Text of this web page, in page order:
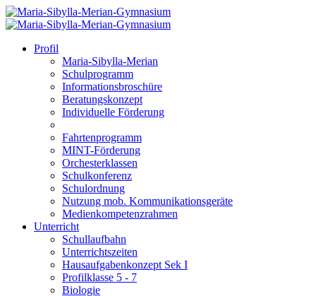
Profil
Maria-Sibylla-Merian
Schulprogramm
Informationsbroschüre
Beratungskonzept
Individuelle Förderung
Fahrtenprogramm
MINT-Förderung
Orchesterklassen
Schulkonferenz
Schulordnung
Nutzung mob. Kommunikationsgeräte
Medienkompetenzrahmen
Unterricht
Schullaufbahn
Unterrichtszeiten
Hausaufgabenkonzept Sek I
Profilklasse 5 - 7
Biologie